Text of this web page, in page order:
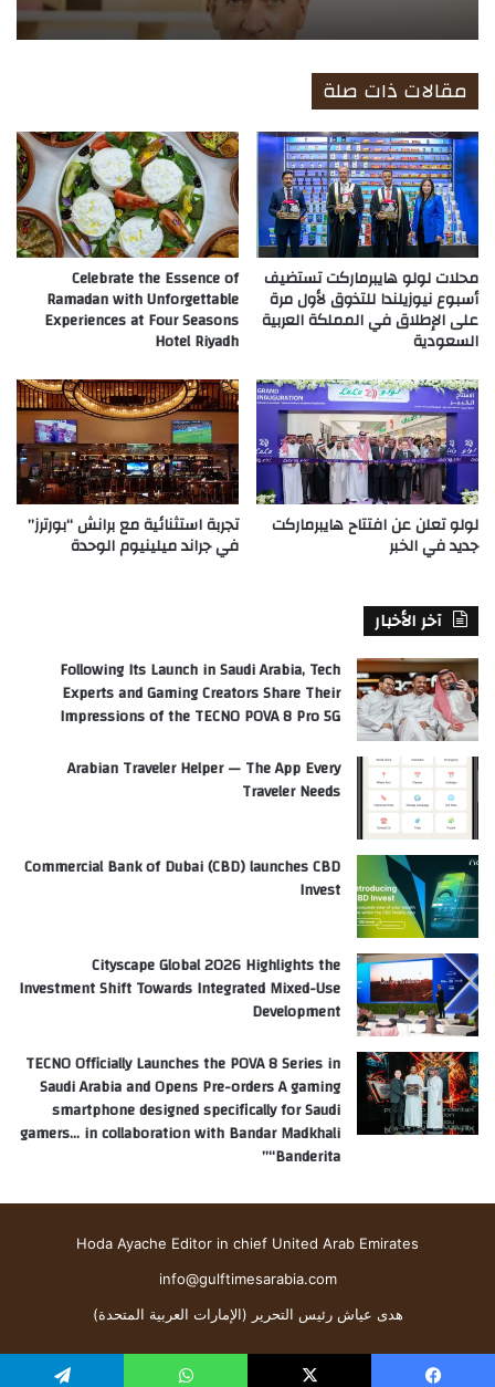
مقالات ذات صلة
محلات لولو هايبرماركت تستضيف
أسبوع نيوزيلندا للتذوق لأول مرة
على الإطلاق في المملكة العربية
السعودية
Celebrate the Essence of
Ramadan with Unforgettable
Experiences at Four Seasons
Hotel Riyadh
لولو تعلن عن افتتاح هايبرماركت
جديد في الخبر
تجربة استثنائية مع برانش “بورترز”
في جراند ميلينيوم الوحدة
آخر الأخبار
Following Its Launch in Saudi Arabia, Tech
Experts and Gaming Creators Share Their
Impressions of the TECNO POVA 8 Pro 5G
Arabian Traveler Helper — The App Every
Traveler Needs
Commercial Bank of Dubai (CBD) launches CBD
Invest
Cityscape Global 2026 Highlights the
Investment Shift Towards Integrated Mixed-Use
Development
TECNO Officially Launches the POVA 8 Series in
Saudi Arabia and Opens Pre-orders A gaming
smartphone designed specifically for Saudi
gamers… in collaboration with Bandar Madkhali
“Banderita”
Hoda Ayache Editor in chief United Arab Emirates
info@gulftimesarabia.com
هدى عياش رئيس التحرير (الإمارات العربية المتحدة)